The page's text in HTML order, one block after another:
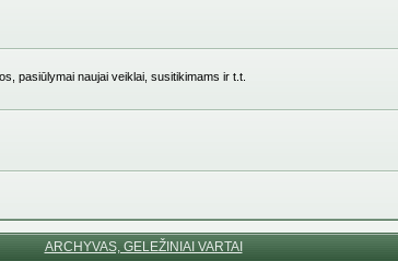
pasiūlymai naujai veiklai, susitikimams ir t.t.
ARCHYVAS, GELEŽINIAI VARTAI